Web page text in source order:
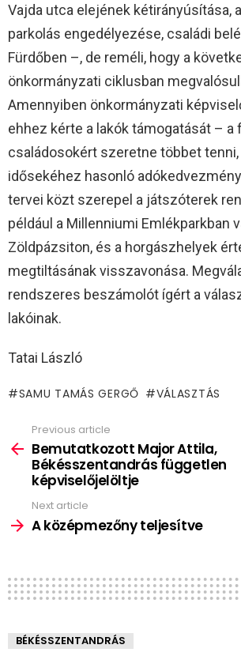
Vajda utca elejének kétirányúsítása,
parkolás engedélyezése, családi
Fürdőben –, de reméli, hogy a
önkormányzati ciklusban
Amennyiben önkormányzati
ehhez kérte a lakók támogatását – a
családosokért szeretne többet tenni,
idősekéhez hasonló
tervei közt szerepel a játszóterek
például a Millenniumi Emlékparkban
Zöldpázsiton, és a horgászhelyek
megtiltásának visszavonása.
rendszeres beszámolót ígért a
lakóinak.
Tatai László
SAMU TAMÁS GERGŐ VÁLASZTÁS
more
Previous article
Bemutatkozott Major Attila,
Békésszentandrás független
képviselőjelöltje
Next article
A középmezőny teljesítve
BÉKÉSSZENTANDRÁS